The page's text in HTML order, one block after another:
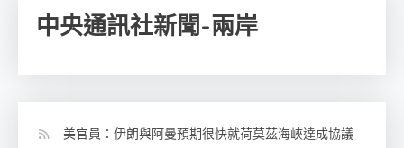
中央通訊社新聞-兩岸
美官員：伊朗與阿曼預期很快就荷莫茲海峽達成協議